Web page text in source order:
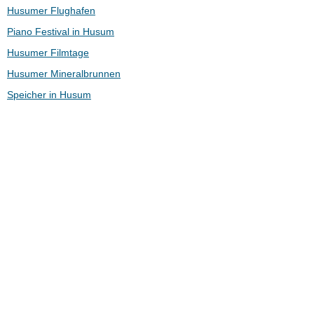
Husumer Flughafen
Piano Festival in Husum
Husumer Filmtage
Husumer Mineralbrunnen
Speicher in Husum